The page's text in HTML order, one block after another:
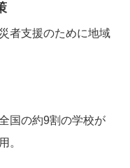
者支援のために地域
国の約9割の学校が
。